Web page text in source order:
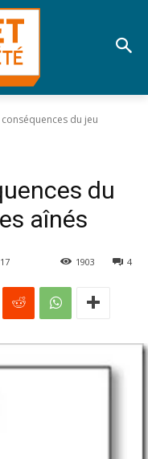
du jeu
du
aînés
4
1903